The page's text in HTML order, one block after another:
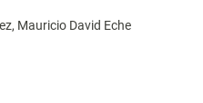
Mauricio David Eche